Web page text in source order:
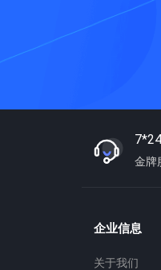
金牌
企业信息
关于我们